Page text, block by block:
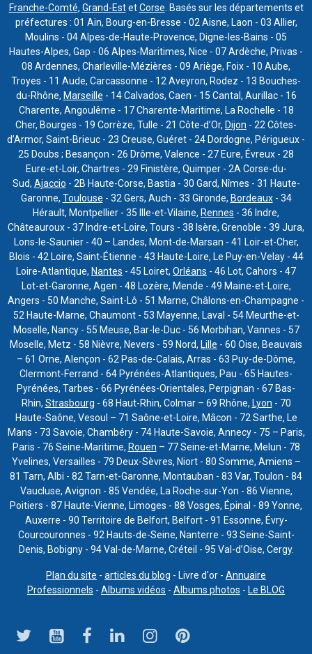
Franche-Comté, Grand-EstetCorse. Basés sur les départements et
préfectures : 01 Ain, Bourg-en-Bresse - 02 Aisne, Laon - 03 Allier,
Moulins - 04 Alpes-de-Haute-Provence, Digne-les-Bains - 05
Hautes-Alpes, Gap - 06 Alpes-Maritimes, Nice - 07 Ardèche, Privas -
08 Ardennes, Charleville-Mézières - 09 Ariège, Foix - 10 Aube,
Troyes - 11 Aude, Carcassonne - 12 Aveyron, Rodez - 13 Bouches-
du-Rhône, Marseille - 14 Calvados, Caen - 15 Cantal, Aurillac - 16
Charente, Angoulême - 17 Charente-Maritime, La Rochelle - 18
Cher, Bourges - 19 Corrèze, Tulle - 21 Côte-d’Or, Dijon - 22 Côtes-
d’Armor, Saint-Brieuc - 23 Creuse, Guéret - 24 Dordogne, Périgueux -
25 Doubs ; Besançon - 26 Drôme, Valence - 27 Eure, Évreux - 28
Eure-et-Loir, Chartres - 29 Finistère, Quimper - 2A Corse-du-
Sud, Ajaccio - 2B Haute-Corse, Bastia - 30 Gard, Nîmes - 31 Haute-
Garonne, Toulouse - 32 Gers, Auch - 33 Gironde, Bordeaux- 34
Hérault, Montpellier - 35 Ille-et-Vilaine, Rennes - 36 Indre,
Châteauroux - 37 Indre-et-Loire, Tours - 38 Isère, Grenoble - 39 Jura,
Lons-le-Saunier - 40 – Landes, Mont-de-Marsan - 41 Loir-et-Cher,
Blois - 42 Loire, Saint-Étienne - 43 Haute-Loire, Le Puy-en-Velay - 44
Loire-Atlantique, Nantes - 45 Loiret, Orléans - 46 Lot, Cahors - 47
Lot-et-Garonne, Agen - 48 Lozère, Mende - 49 Maine-et-Loire,
Angers - 50 Manche, Saint-Lô - 51 Marne, Châlons-en-Champagne -
52 Haute-Marne, Chaumont - 53 Mayenne, Laval - 54 Meurthe-et-
Moselle, Nancy - 55 Meuse, Bar-le-Duc - 56 Morbihan, Vannes - 57
Moselle, Metz - 58 Nièvre, Nevers - 59 Nord, Lille - 60 Oise, Beauvais
– 61 Orne, Alençon - 62 Pas-de-Calais, Arras - 63 Puy-de-Dôme,
Clermont-Ferrand - 64 Pyrénées-Atlantiques, Pau - 65 Hautes-
Pyrénées, Tarbes - 66 Pyrénées-Orientales, Perpignan - 67 Bas-
Rhin, Strasbourg - 68 Haut-Rhin, Colmar – 69 Rhône, Lyon - 70
Haute-Saône, Vesoul – 71 Saône-et-Loire, Mâcon - 72 Sarthe, Le
Mans - 73 Savoie, Chambéry - 74 Haute-Savoie, Annecy - 75 – Paris,
Paris - 76 Seine-Maritime, Rouen – 77 Seine-et-Marne, Melun - 78
Yvelines, Versailles - 79 Deux-Sèvres, Niort - 80 Somme, Amiens –
81 Tarn, Albi - 82 Tarn-et-Garonne, Montauban - 83 Var, Toulon - 84
Vaucluse, Avignon - 85 Vendée, La Roche-sur-Yon - 86 Vienne,
Poitiers - 87 Haute-Vienne, Limoges - 88 Vosges, Épinal - 89 Yonne,
Auxerre - 90 Territoire de Belfort, Belfort - 91 Essonne, Évry-
Courcouronnes - 92 Hauts-de-Seine, Nanterre - 93 Seine-Saint-
Denis, Bobigny - 94 Val-de-Marne, Créteil - 95 Val-d’Oise, Cergy.
Plan du site - articles du blog - Livre d'or - Annuaire
Professionnels - Albums vidéos - Albums photos - Le BLOG